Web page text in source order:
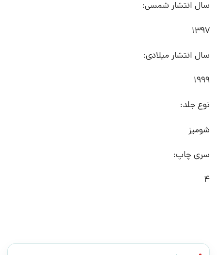
سال انتشار شمسی:
1397
سال انتشار میلادی:
1999
نوع جلد:
شومیز
سری چاپ:
4